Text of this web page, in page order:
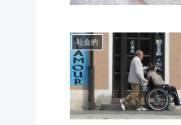
社会的